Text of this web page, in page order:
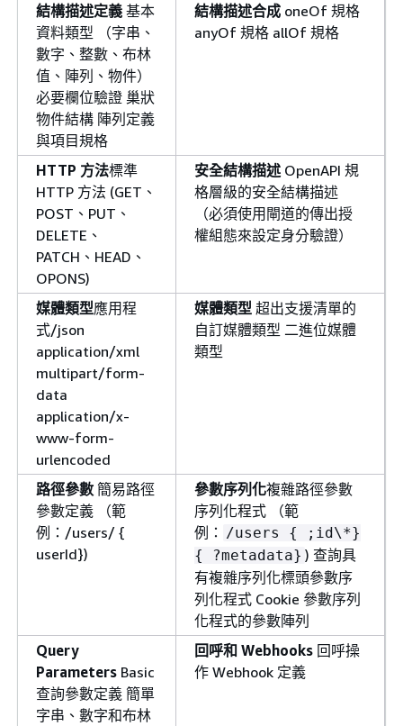
結構描述定義 基本
資料類型 （字串、
數字、整數、布林
值、陣列、物件）
必要欄位驗證 巢狀
物件結構 陣列定義
與項目規格
結構描述合成 oneOf 規格
anyOf 規格 allOf 規格
HTTP 方法標準
HTTP 方法 (GET、
POST、PUT、
DELETE、
PATCH、HEAD、
OPONS)
安全結構描述 OpenAPI 規
格層級的安全結構描述
（必須使用閘道的傳出授
權組態來設定身分驗證）
媒體類型應用程
式/json
application/xml
multipart/form-
data
application/x-
www-form-
urlencoded
媒體類型 超出支援清單的
自訂媒體類型 二進位媒體
類型
路徑參數 簡易路徑
參數定義 （範
例：/users/ {
userId})
參數序列化複雜路徑參數
序列化程式 （範
例：
/users {
;id\*}
{
?metadata} ) 查詢具
有複雜序列化標頭參數序
列化程式 Cookie 參數序列
化程式的參數陣列
Query
Parameters Basic
查詢參數定義 簡單
字串、數字和布林
回呼和 Webhooks 回呼操
作 Webhook 定義